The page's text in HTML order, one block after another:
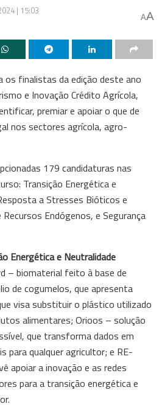
| 15:03
AA
os finalistas da edição deste ano
e Inovação Crédito Agrícola,
premiar e apoiar o que de
nos sectores agrícola, agro-
179 candidaturas nas
Transição Energética e
a Stresses Bióticos e
Endógenos, e Segurança
Energética e Neutralidade
– biomaterial feito à base de
de cogumelos, que apresenta
visa substituir o plástico utilizado
alimentares; Orioos – solução
que transforma dados em
para qualquer agricultor; e RE-
apoiar a inovação e as redes
para a transição energética e